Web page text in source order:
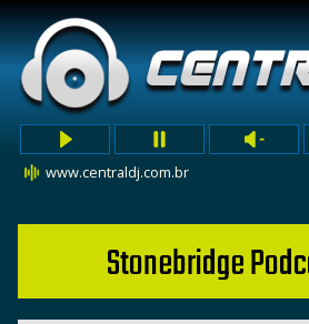
www.centraldj.com.br
Stonebridge